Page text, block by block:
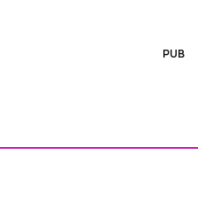
PUB